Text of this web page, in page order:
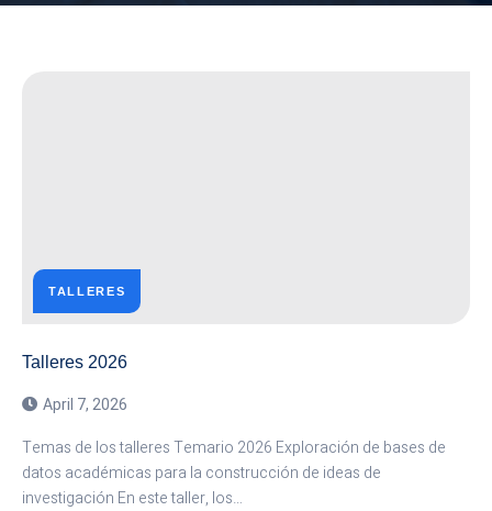
TALLERES
Talleres 2026
April 7, 2026
Temas de los talleres Temario 2026 Exploración de bases de
datos académicas para la construcción de ideas de
investigación En este taller, los…